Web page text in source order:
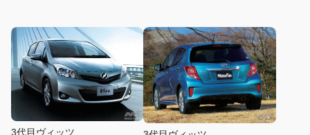
3代目ヴィッツ